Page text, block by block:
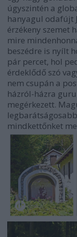
úgyszintén a
hanyagul odafújt
érzékeny szemet
mire
beszédre is nyílt
pár percet, hol
érdeklődő szó
nem csupán a
házról-házra
megérkezett.
mindkettőnket